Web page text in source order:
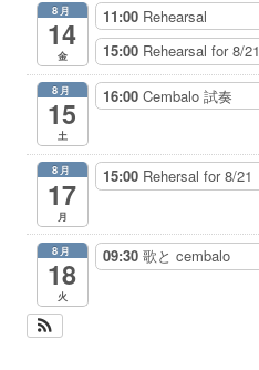
8月
14
金
11:00 Rehearsal
15:00 Rehearsal for 8/21
8月
15
土
16:00 Cembalo 試奏
8月
17
月
15:00 Rehersal for 8/21
8月
18
火
09:30 歌と cembalo